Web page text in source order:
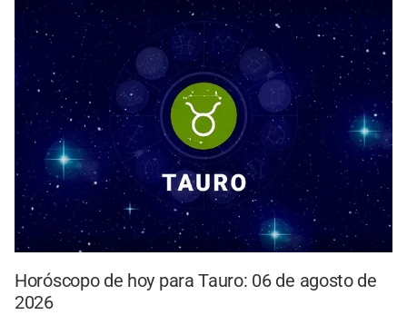
Horóscopo de hoy para Tauro: 06 de agosto de
2026